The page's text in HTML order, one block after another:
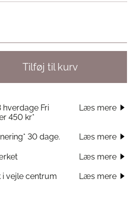
Tilføj til kurv
hverdage Fri
450 kr*
Læs mere
30 dage. Læs mere
Læs mere
i vejle centrum Læs mere